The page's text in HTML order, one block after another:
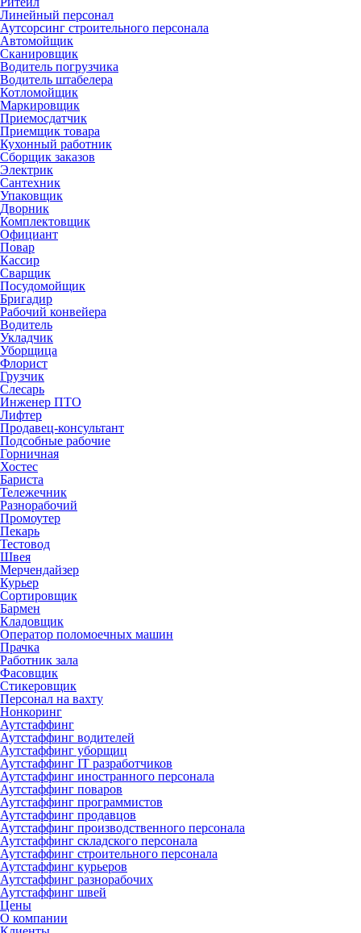
Линейный персонал
Аутсорсинг строительного персонала
Автомойщик
Сканировщик
Водитель погрузчика
Водитель штабелера
Котломойщик
Маркировщик
Приемосдатчик
Приемщик товара
Кухонный работник
Сборщик заказов
Электрик
Сантехник
Упаковщик
Дворник
Комплектовщик
Официант
Повар
Кассир
Сварщик
Посудомойщик
Бригадир
Рабочий конвейера
Водитель
Укладчик
Уборщица
Флорист
Грузчик
Слесарь
Инженер ПТО
Лифтер
Продавец-консультант
Подсобные рабочие
Горничная
Хостес
Бариста
Тележечник
Разнорабочий
Промоутер
Пекарь
Тестовод
Швея
Мерчендайзер
Курьер
Сортировщик
Бармен
Кладовщик
Оператор поломоечных машин
Прачка
Работник зала
Фасовщик
Стикеровщик
Персонал на вахту
Нонкоринг
Аутстаффинг
Аутстаффинг водителей
Аутстаффинг уборщиц
Аутстаффинг IT разработчиков
Аутстаффинг иностранного персонала
Аутстаффинг поваров
Аутстаффинг программистов
Аутстаффинг продавцов
Аутстаффинг производственного персонала
Аутстаффинг складского персонала
Аутстаффинг строительного персонала
Аутстаффинг курьеров
Аутстаффинг разнорабочих
Аутстаффинг швей
Цены
О компании